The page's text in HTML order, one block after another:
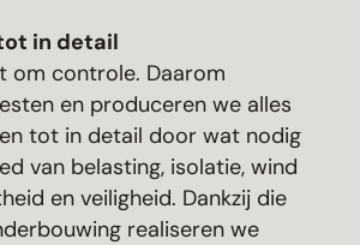
in detail
om controle. Daarom
en produceren we alles
tot in detail door wat nodig
van belasting, isolatie, wind
en veiligheid. Dankzij die
realiseren we